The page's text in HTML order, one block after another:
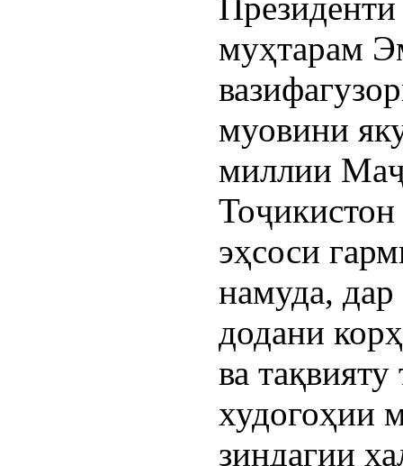
муҳтарам
муовини
миллии
эҳсоси
намуда,
додани
ва
худогоҳии
зиндагии